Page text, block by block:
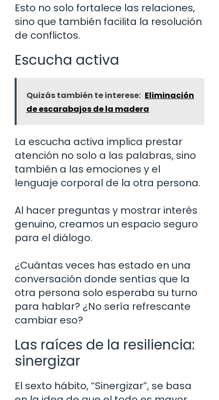
Esto no solo fortalece las relaciones,
sino que también facilita la resolución
de conflictos.
Escucha activa
Quizás también te interese: Eliminación
de escarabajos de la madera
La escucha activa implica prestar
atención no solo a las palabras, sino
también a las emociones y el
lenguaje corporal de la otra persona.
Al hacer preguntas y mostrar interés
genuino, creamos un espacio seguro
para el diálogo.
¿Cuántas veces has estado en una
conversación donde sentías que la
otra persona solo esperaba su turno
para hablar? ¿No sería refrescante
cambiar eso?
Las raíces de la resiliencia:
sinergizar
El sexto hábito, “Sinergizar”, se basa